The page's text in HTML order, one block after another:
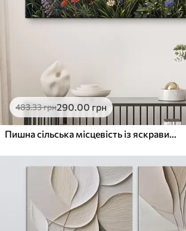
483.33грн290.00 грн
Пишна сільська місцевість із яскравим лугом диких квітів, наповненим різнокольоровими квітами під хмарним небом